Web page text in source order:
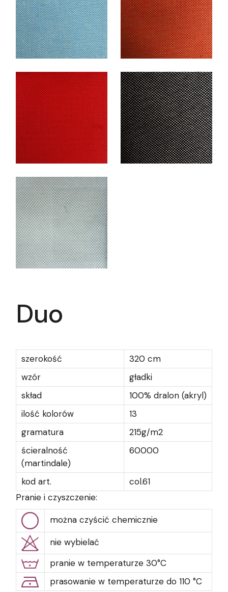
Duo
szerokość
320 cm
wzór
gładki
skład
100% dralon (akryl)
ilość kolorów
13
gramatura
215g/m2
ścieralność
(martindale)
60000
kod art.
col.61
Pranie i czyszczenie:
można czyścić chemicznie
nie wybielać
pranie w temperaturze 30°C
prasowanie w temperaturze do 110 °C